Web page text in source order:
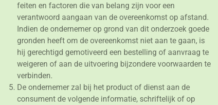
feiten en factoren die van belang zijn voor een
verantwoord aangaan van de overeenkomst op afstand.
Indien de ondernemer op grond van dit onderzoek goede
gronden heeft om de overeenkomst niet aan te gaan, is
hij gerechtigd gemotiveerd een bestelling of aanvraag te
weigeren of aan de uitvoering bijzondere voorwaarden te
verbinden.
De ondernemer zal bij het product of dienst aan de
consument de volgende informatie, schriftelijk of op